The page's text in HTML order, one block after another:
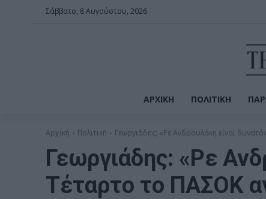
Σάββατο, 8 Αυγούστου, 2026
ΑΡΧΙΚΉ ΠΟΛΙΤΙΚΉ
Αρχική Πολιτική Γεωργιάδης: «Ρε Ανδρουλάκη είναι
Γεωργιάδης: «Ρε
Τέταρτο το ΠΑΣΟΚ